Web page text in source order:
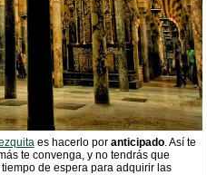
es hacerlo por anticipado. Así te
te convenga, y no tendrás que
de espera para adquirir las